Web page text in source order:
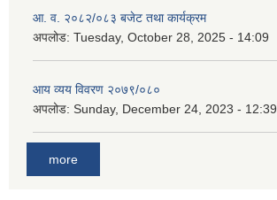
आ. व. २०८२/०८३ बजेट तथा कार्यक्रम
अपलोड: Tuesday, October 28, 2025 - 14:09
आय व्यय विवरण २०७९/०८०
अपलोड: Sunday, December 24, 2023 - 12:39
more